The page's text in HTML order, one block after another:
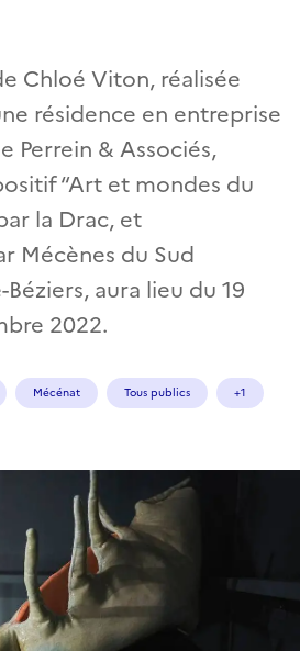
Chloé Viton, réalisée
résidence en entreprise
Perrein & Associés,
“Art et mondes du
la Drac, et
Mécènes du Sud
aura lieu du 19
2022.
Mécénat Tous publics +1